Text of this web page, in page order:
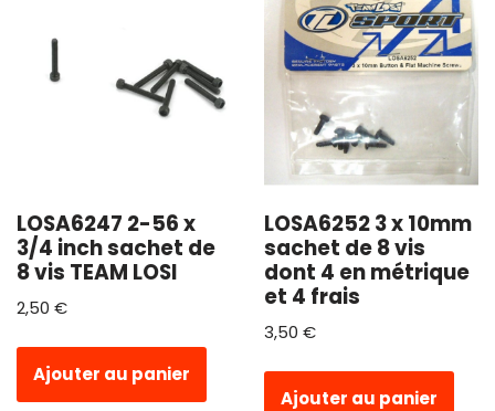
LOSA6247 2-56 x
3/4 inch sachet de
8 vis TEAM LOSI
2,50 €
Ajouter au panier
LOSA6252 3 x 10mm
sachet de 8 vis
dont 4 en métrique
et 4 frais
3,50 €
Ajouter au panier